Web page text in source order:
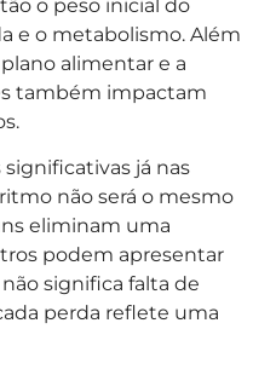
o peso inicial do
e o metabolismo. Além
alimentar e a
também impactam
já nas
não será o mesmo
eliminam uma
podem apresentar
significa falta de
perda reflete uma